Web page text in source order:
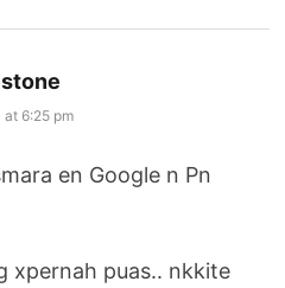
at 6:25 pm
en Google n Pn
xpernah puas.. nkkite